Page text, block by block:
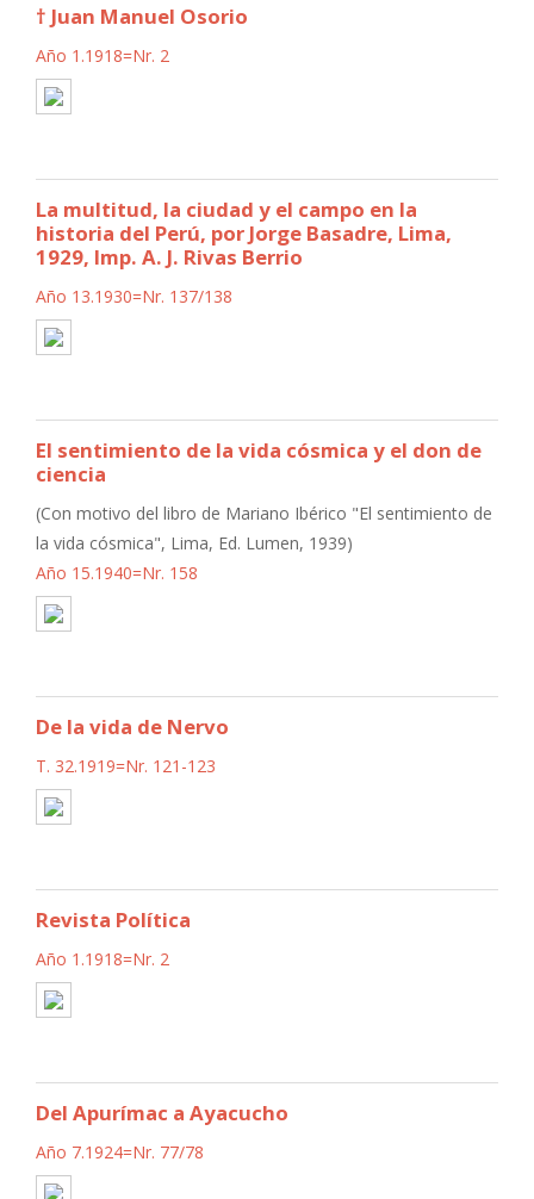
† Juan Manuel Osorio
Año 1.1918=Nr. 2
La multitud, la ciudad y el campo en la
historia del Perú, por Jorge Basadre, Lima,
1929, Imp. A. J. Rivas Berrio
Año 13.1930=Nr. 137/138
El sentimiento de la vida cósmica y el don de
ciencia
(Con motivo del libro de Mariano Ibérico "El sentimiento de
la vida cósmica", Lima, Ed. Lumen, 1939)
Año 15.1940=Nr. 158
De la vida de Nervo
T. 32.1919=Nr. 121-123
Revista Política
Año 1.1918=Nr. 2
Del Apurímac a Ayacucho
Año 7.1924=Nr. 77/78